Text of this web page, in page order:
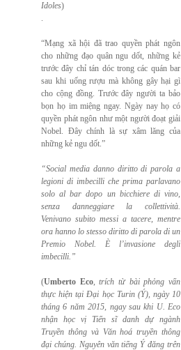
Idoles)
.
“Mạng xã hội đã trao quyền phát ngôn
cho những đạo quân ngu dốt, những kẻ
trước đây chỉ tán dóc trong các quán bar
sau khi uống rượu mà không gây hại gì
cho cộng đồng. Trước đây người ta bảo
bọn họ im miệng ngay. Ngày nay họ có
quyền phát ngôn như một người đoạt giải
Nobel. Đây chính là sự xâm lăng của
những kẻ ngu dốt.”
“Social media danno diritto di parola a
legioni di imbecilli che prima parlavano
solo albar dopo un bicchiere di vino,
senza danneggiare la collettività.
Venivano subito messi a tacere, mentre
ora hanno lo stesso diritto di parola di un
Premio Nobel. È l’invasione degli
imbecilli.”
(Umberto Eco,trích từ bài phỏng vấn
thực hiện tại Đại học Turin (Ý), ngày 10
tháng 6 năm 2015, ngay sau khi U. Eco
nhận học vị Tiến sĩ danh dự ngành
Truyền thông và Văn hoá truyền thông
đại chúng. Nguyên văn tiếng Ý đăng trên